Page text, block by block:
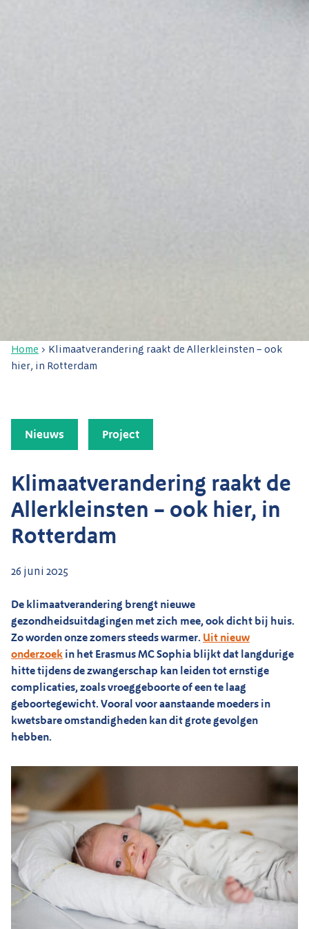
Home > Klimaatverandering raakt de Allerkleinsten – ook
hier, in Rotterdam
Nieuws Project
Klimaatverandering raakt de
Allerkleinsten – ook hier, in
Rotterdam
26 juni 2025
De klimaatverandering brengt nieuwe
gezondheidsuitdagingen met zich mee, ook dicht bij huis.
Zo worden onze zomers steeds warmer. Uit nieuw
onderzoek in het Erasmus MC Sophia blijkt dat langdurige
hitte tijdens de zwangerschap kan leiden tot ernstige
complicaties, zoals vroeggeboorte of een te laag
geboortegewicht. Vooral voor aanstaande moeders in
kwetsbare omstandigheden kan dit grote gevolgen
hebben.